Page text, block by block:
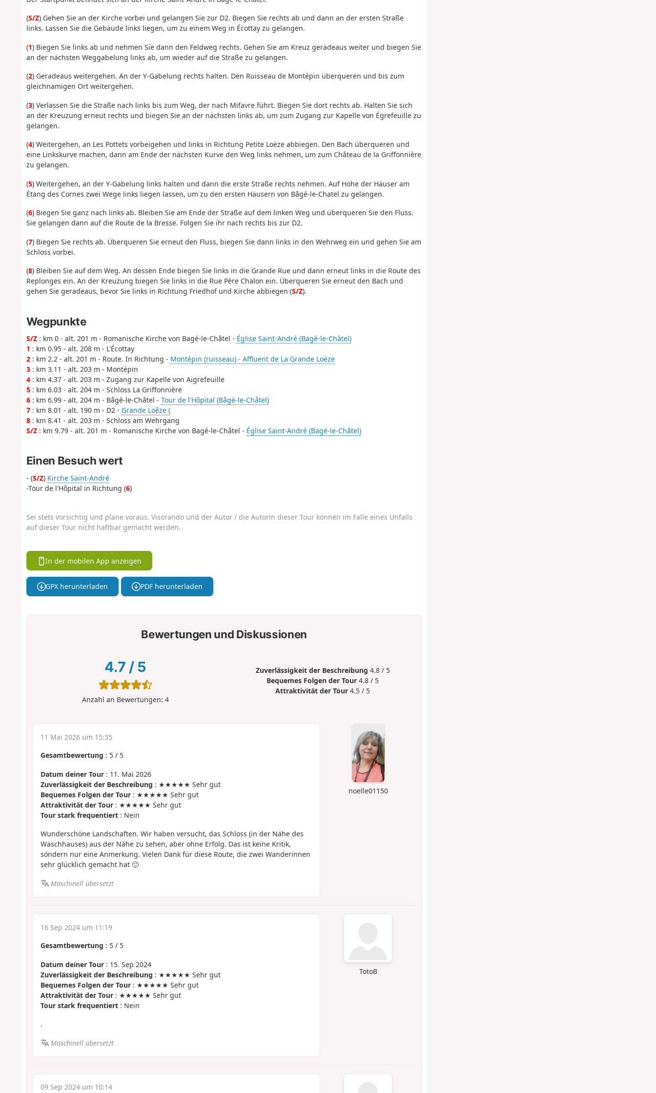
(S/Z) Gehen Sie an der Kirche vorbei und gelangen Sie zur D2. Biegen Sie rechts ab und dann an der ersten Straße
links. Lassen Sie die Gebäude links liegen, um zu einem Weg in Écottay zu gelangen.
(1) Biegen Sie links ab und nehmen Sie dann den Feldweg rechts. Gehen Sie am Kreuz geradeaus weiter und biegen Sie
an der nächsten Weggabelung links ab, um wieder auf die Straße zu gelangen.
(2) Geradeaus weitergehen. An der Y-Gabelung rechts halten. Den Ruisseau de Montépin überqueren und bis zum
gleichnamigen Ort weitergehen.
(3) Verlassen Sie die Straße nach links bis zum Weg, der nach Mifavre führt. Biegen Sie dort rechts ab. Halten Sie sich
an der Kreuzung erneut rechts und biegen Sie an der nächsten links ab, um zum Zugang zur Kapelle von Égrefeuille zu
gelangen.
(4) Weitergehen, an Les Pottets vorbeigehen und links in Richtung Petite Loëze abbiegen. Den Bach überqueren und
eine Linkskurve machen, dann am Ende der nächsten Kurve den Weg links nehmen, um zum Château de la Griffonnière
zu gelangen.
(5) Weitergehen, an der Y-Gabelung links halten und dann die erste Straße rechts nehmen. Auf Höhe der Häuser am
Étang des Cornes zwei Wege links liegen lassen, um zu den ersten Häusern von Bâgé-le-Chatel zu gelangen.
(6) Biegen Sie ganz nach links ab. Bleiben Sie am Ende der Straße auf dem linken Weg und überqueren Sie den Fluss.
Sie gelangen dann auf die Route de la Bresse. Folgen Sie ihr nach rechts bis zur D2.
(7) Biegen Sie rechts ab. Überqueren Sie erneut den Fluss, biegen Sie dann links in den Wehrweg ein und gehen Sie am
Schloss vorbei.
(8) Bleiben Sie auf dem Weg. An dessen Ende biegen Sie links in die Grande Rue und dann erneut links in die Route des
Replonges ein. An der Kreuzung biegen Sie links in die Rue Père Chalon ein. Überqueren Sie erneut den Bach und
gehen Sie geradeaus, bevor Sie links in Richtung Friedhof und Kirche abbiegen (S/Z).
Wegpunkte
S/Z: km 0 - alt. 201 m - Romanische Kirche von Bagé-le-Châtel - Église Saint-André (Bagé-le-Châtel)
1 : km 0.95 - alt. 208 m - L'Écottay
2: km 2.2 - alt. 201 m - Route. In Richtung - Montépin (ruisseau) - Affluent de La Grande Loëze
3: km 3.11 - alt. 203 m - Montépin
4: km 4.37 - alt. 203 m - Zugang zur Kapelle von Aigrefeuille
5: km 6.03 - alt. 204 m - Schloss La Griffonnière
6: km 6.99 - alt. 204 m - Bâgé-le-Châtel - Tour de l'Hôpital (Bâgé-le-Châtel)
7: km 8.01 - alt. 190 m - D2 - Grande Loêze (
8: km 8.41 - alt. 203 m - Schloss am Wehrgang
S/Z: km 9.79 - alt. 201 m - Romanische Kirche von Bagé-le-Châtel - Église Saint-André (Bagé-le-Châtel)
Einen Besuch wert
- (S/Z) Kirche Saint-André
-Tour de l'Hôpital in Richtung (6)
Sei stets vorsichtig und plane voraus. Visorando und der Autor / die Autorin dieser Tour können im Falle eines Unfalls
auf dieser Tour nicht haftbar gemacht werden.
In der mobilen App anzeigen
GPX herunterladen PDF herunterladen
Bewertungen und Diskussionen
4.7 / 5
Anzahl an Bewertungen: 4
Zuverlässigkeit der Beschreibung 4.8 / 5
Bequemes Folgen der Tour 4.8 / 5
Attraktivität der Tour 4.5 / 5
noelle01150
11 Mai 2026 um 15:35
Gesamtbewertung : 5/ 5
Datum deiner Tour: 11. Mai 2026
Zuverlässigkeit der Beschreibung : ★★★★★ Sehr gut
Bequemes Folgen der Tour: ★★★★★ Sehr gut
Attraktivität der Tour: ★★★★★ Sehr gut
Tour stark frequentiert: Nein
Wunderschöne Landschaften. Wir haben versucht, das Schloss (in der Nähe des
Waschhauses) aus der Nähe zu sehen, aber ohne Erfolg. Das ist keine Kritik,
sondern nur eine Anmerkung. Vielen Dank für diese Route, die zwei Wanderinnen
sehr glücklich gemacht hat 🙂
Maschinell übersetzt
TotoB
16 Sep 2024 um 11:19
Gesamtbewertung : 5/ 5
Datum deiner Tour: 15. Sep 2024
Zuverlässigkeit der Beschreibung : ★★★★★ Sehr gut
Bequemes Folgen der Tour: ★★★★★ Sehr gut
Attraktivität der Tour: ★★★★★ Sehr gut
Tour stark frequentiert: Nein
.
Maschinell übersetzt
09 Sep 2024 um 10:14